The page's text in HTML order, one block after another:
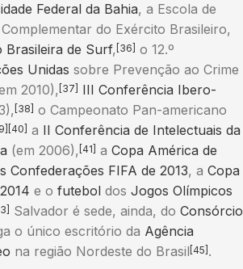
Federal da Bahia, a Escola de
do Exército Brasileiro,
Brasileira de Surf, [36]
o 12.º
Unidas sobre Prevenção ao Crime
2010), [37]
III Conferência Ibero-
[38]
o Campeonato Pan-americano
[40] a II Conferência de Intelectuais da
(em 2006), [41] a Copa América de
Confederações FIFA de 2013, a Copa
e o futebol dos Jogos Olímpicos
Salvador é sede, ainda, do Consórcio
o único escritório da Agência
na região Nordeste do Brasil [45] .